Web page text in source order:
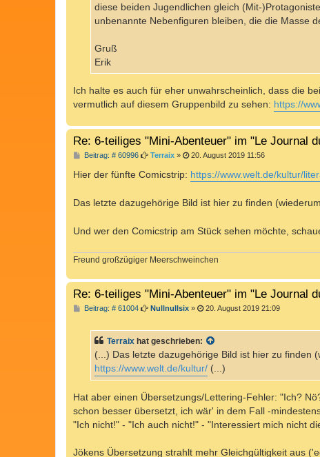
diese beiden Jugendlichen gleich (Mit-
unbenannte Nebenfiguren bleiben, die die Masse
Gruß
Erik
Ich halte es auch für eher unwahrscheinlich, dass die
vermutlich auf diesem Gruppenbild zu sehen: https://
Re: 6-teiliges "Mini-Abenteuer" im "Le Journal
Beitrag: # 60996B
i
g
Terraix» 20. August 2019 11:56
Hier der fünfte Comicstrip: https://www.welt.de/kultur/
Das letzte dazugehörige Bild ist hier zu finden
Und wer den Comicstrip am Stück sehen möchte,
Freund großzügiger Meerschweinchen
Re: 6-teiliges "Mini-Abenteuer" im "Le Journal
Beitrag: # 61004B
r
a
Nullnullsix» 20. August 2019 21:09
Terraix hat geschrieben:
(...) Das letzte dazugehörige Bild ist hier zu finden
https://www.welt.de/kultur/ (...)
Hat aber einen Übersetzungs/Lettering-Fehler: "Ich?
schon besser übersetzt, ich wär' in dem Fall -
"Ich nicht!" - "Ich auch nicht!" - "Interessiert mich nicht
Jökens Übersetzung strahlt mehr Gleichgültigkeit aus